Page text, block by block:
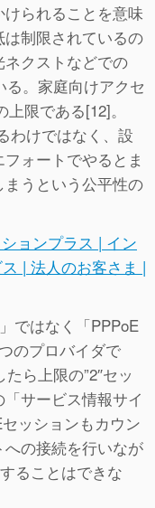
られることを意味
制限されているの
クストなどでの
。家庭向けアクセ
限である[12]。
わけではなく、設
ォートでやるとま
うという公平性の
ョンプラス | イン
| 法人のお客さま |
ではなく「PPPoE
のプロバイダで
ら上限の”2″セッ
サービス情報サイ
ッションもカウン
への接続を行いなが
ることはできな